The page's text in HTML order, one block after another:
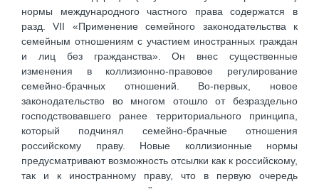
нормы международного частного права содержатся в
разд. VII «Применение семейного законодательства к
семейным отношениям с участием иностранных граждан
и лиц без гражданства». Он внес существенные
изменения в коллизионно-правовое регулирование
семейно-брачных отношений. Во-первых, новое
законодательство во многом отошло от безраздельно
господствовавшего ранее территориального принципа,
который подчинял семейно-брачные отношения
российскому праву. Новые коллизионные нормы
предусматривают возможность отсылки как к российскому,
так и к иностранному праву, что в первую очередь